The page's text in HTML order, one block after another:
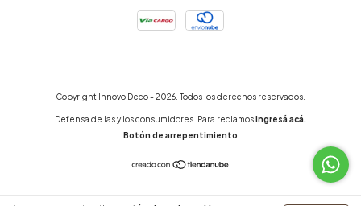
Copyright Innovo Deco - 2026. Todos los derechos reservados.
Defensa de las y los consumidores. Para reclamosingresá acá.
Botón de arrepentimiento